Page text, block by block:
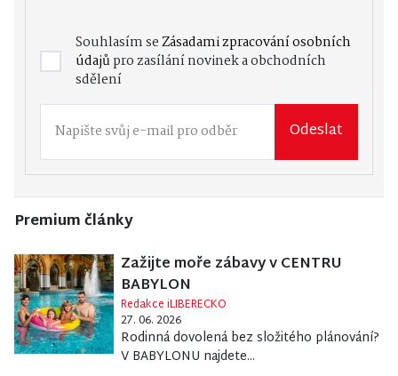
Souhlasím seZásadami zpracování osobních
údajůpro zasílání novinek a obchodních
sdělení
Odeslat
Premium články
Zažijte moře zábavy v CENTRU
BABYLON
Redakce iLIBERECKO
27. 06. 2026
Rodinná dovolená bez složitého plánování?
V BABYLONU najdete...